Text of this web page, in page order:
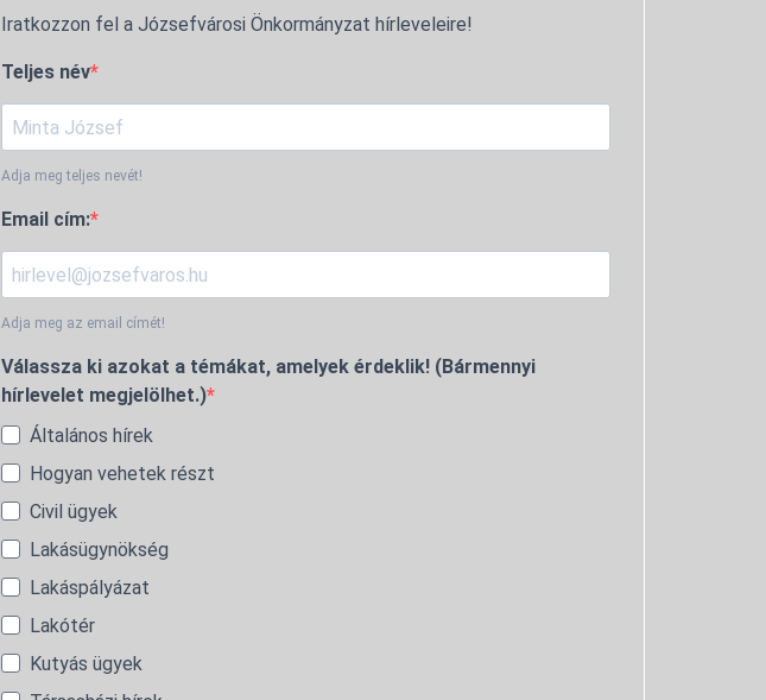
Iratkozzon fel a Józsefvárosi Önkormányzat hírleveleire!
Teljes név
Adja meg teljes nevét!
Email cím:
Adja meg az email címét!
Válassza ki azokat a témákat, amelyek érdeklik! (Bármennyi
hírlevelet megjelölhet.)
Általános hírek
Hogyan vehetek részt
Civil ügyek
Lakásügynökség
Lakáspályázat
Lakótér
Kutyás ügyek